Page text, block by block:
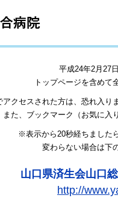
平成24年2月27
トップページを含めて
アクセスされた方は、恐れ入り
また、ブックマーク（お気に入
※表示から20秒経ちました
変わらない場合は下
山口県済生会山口
http://